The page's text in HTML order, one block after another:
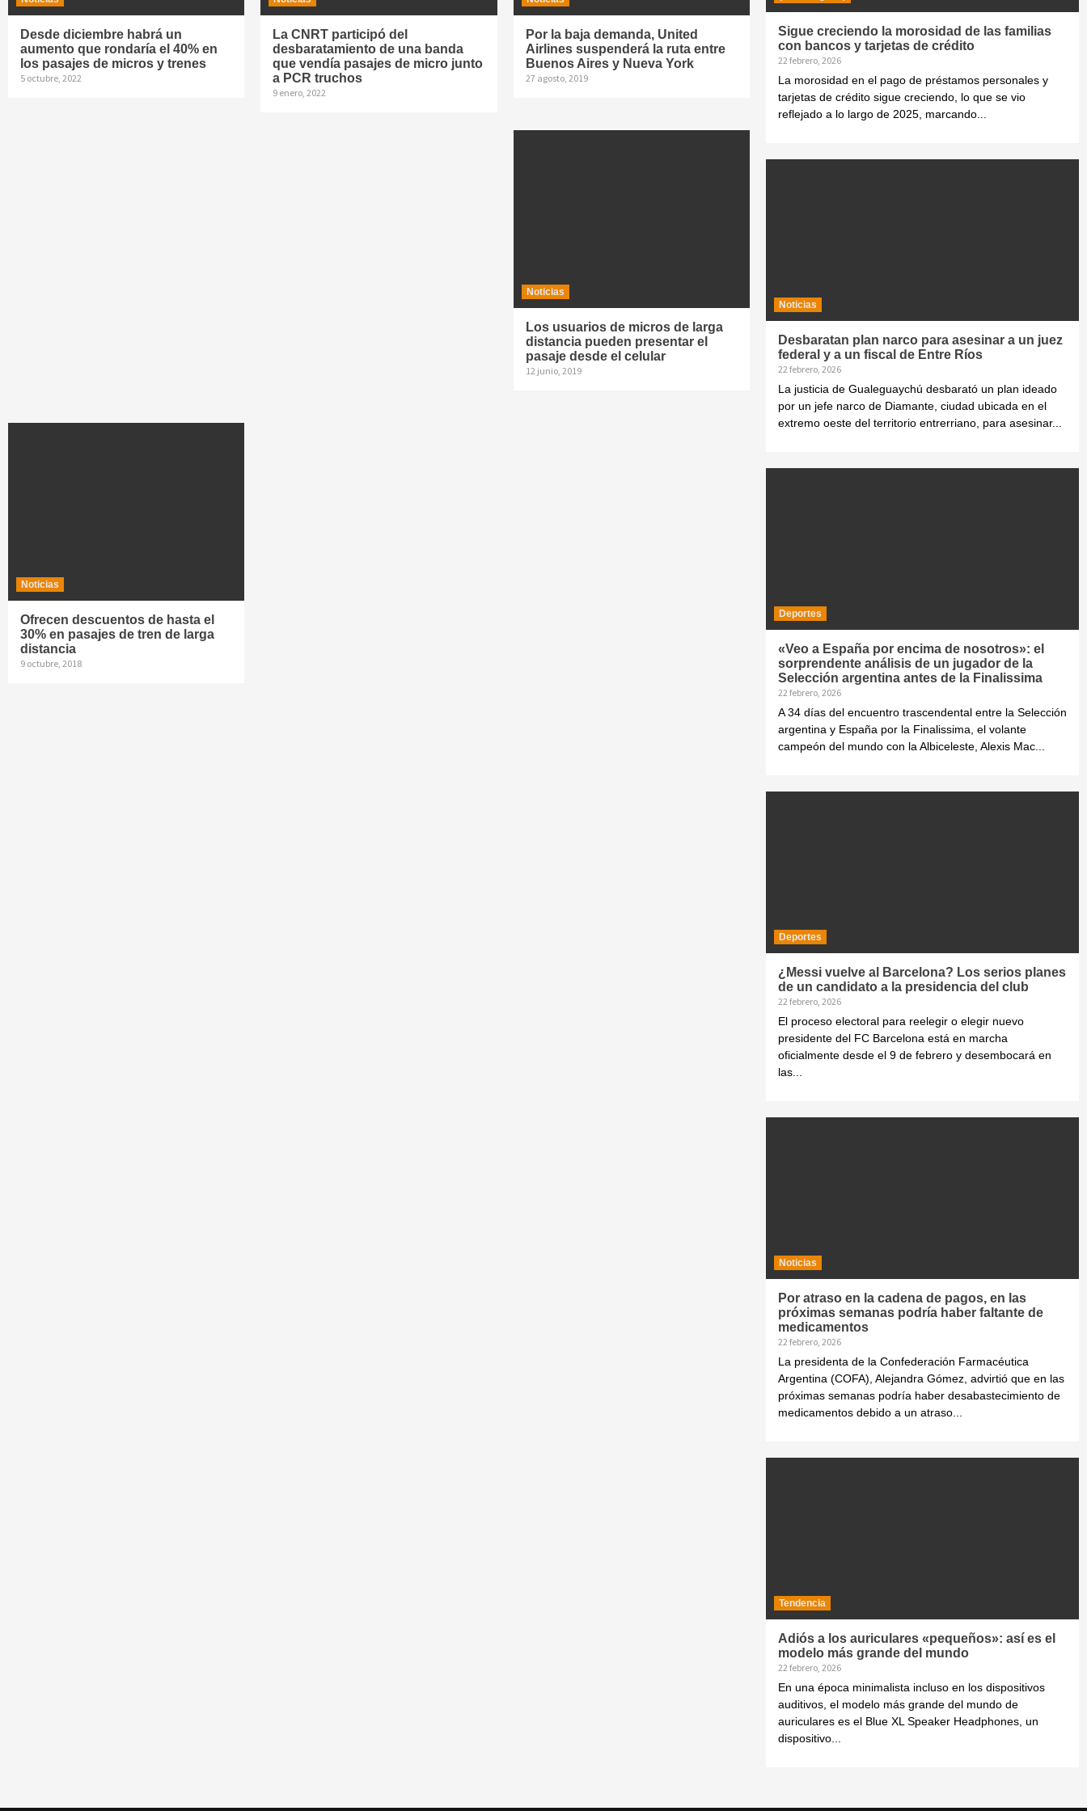
Desde diciembre habrá un
aumento que rondaría el 40% en
los pasajes de micros y trenes
5 octubre, 2022
La CNRT participó del
desbaratamiento de una banda
que vendía pasajes de micro junto
a PCR truchos
9 enero, 2022
Por la baja demanda, United
Airlines suspenderá la ruta entre
Buenos Aires y Nueva York
27 agosto, 2019
Noticias
Los usuarios de micros de larga
distancia pueden presentar el
pasaje desde el celular
12 junio, 2019
Noticias
Ofrecen descuentos de hasta el
30% en pasajes de tren de larga
distancia
9 octubre, 2018
Sigue creciendo la morosidad de las familias
con bancos y tarjetas de crédito
22 febrero, 2026
La morosidad en el pago de préstamos personales y
tarjetas de crédito sigue creciendo, lo que se vio
reflejado a lo largo de 2025, marcando...
Noticias
Desbaratan plan narco para asesinar a un juez
federal y a un fiscal de Entre Ríos
22 febrero, 2026
La justicia de Gualeguaychú desbarató un plan ideado
por un jefe narco de Diamante, ciudad ubicada en el
extremo oeste del territorio entrerriano, para asesinar...
Deportes
«Veo a España por encima de nosotros»: el
sorprendente análisis de un jugador de la
Selección argentina antes de la Finalissima
22 febrero, 2026
A 34 días del encuentro trascendental entre la Selección
argentina y España por la Finalissima, el volante
campeón del mundo con la Albiceleste, Alexis Mac...
Deportes
¿Messi vuelve al Barcelona? Los serios planes
de un candidato a la presidencia del club
22 febrero, 2026
El proceso electoral para reelegir o elegir nuevo
presidente del FC Barcelona está en marcha
oficialmente desde el 9 de febrero y desembocará en
las...
Noticias
Por atraso en la cadena de pagos, en las
próximas semanas podría haber faltante de
medicamentos
22 febrero, 2026
La presidenta de la Confederación Farmacéutica
Argentina (COFA), Alejandra Gómez, advirtió que en las
próximas semanas podría haber desabastecimiento de
medicamentos debido a un atraso...
Tendencia
Adiós a los auriculares «pequeños»: así es el
modelo más grande del mundo
22 febrero, 2026
En una época minimalista incluso en los dispositivos
auditivos, el modelo más grande del mundo de
auriculares es el Blue XL Speaker Headphones, un
dispositivo...